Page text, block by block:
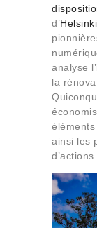
d’Helsinki
analyse
la
ainsi les
d’actions.